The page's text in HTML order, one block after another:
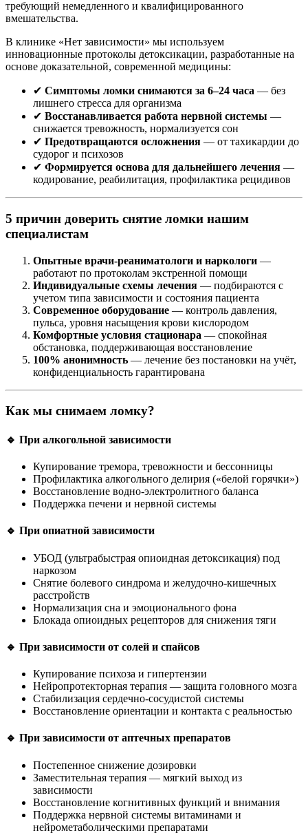
требующий немедленного и квалифицированного
вмешательства.
В клинике «Нет зависимости» мы используем
инновационные протоколы детоксикации, разработанные на
основе доказательной, современной медицины:
✔ Симптомы ломки снимаются за 6–24 часа — без
лишнего стресса для организма
✔ Восстанавливается работа нервной системы —
снижается тревожность, нормализуется сон
✔ Предотвращаются осложнения — от тахикардии до
судорог и психозов
✔ Формируется основа для дальнейшего лечения —
кодирование, реабилитация, профилактика рецидивов
5 причин доверить снятие ломки нашим
специалистам
Опытные врачи-реаниматологи и наркологи —
работают по протоколам экстренной помощи
Индивидуальные схемы лечения — подбираются с
учетом типа зависимости и состояния пациента
Современное оборудование — контроль давления,
пульса, уровня насыщения крови кислородом
Комфортные условия стационара — спокойная
обстановка, поддерживающая восстановление
100% анонимность — лечение без постановки на учёт,
конфиденциальность гарантирована
Как мы снимаем ломку?
🔹 При алкогольной зависимости
Купирование тремора, тревожности и бессонницы
Профилактика алкогольного делирия («белой горячки»)
Восстановление водно-электролитного баланса
Поддержка печени и нервной системы
🔹 При опиатной зависимости
УБОД (ультрабыстрая опиоидная детоксикация) под
наркозом
Снятие болевого синдрома и желудочно-кишечных
расстройств
Нормализация сна и эмоционального фона
Блокада опиоидных рецепторов для снижения тяги
🔹 При зависимости от солей и спайсов
Купирование психоза и гипертензии
Нейропротекторная терапия — защита головного мозга
Стабилизация сердечно-сосудистой системы
Восстановление ориентации и контакта с реальностью
🔹 При зависимости от аптечных препаратов
Постепенное снижение дозировки
Заместительная терапия — мягкий выход из
зависимости
Восстановление когнитивных функций и внимания
Поддержка нервной системы витаминами и
нейрометаболическими препаратами